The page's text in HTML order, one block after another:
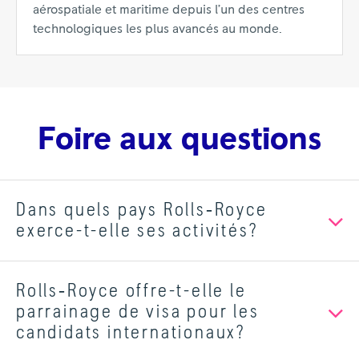
aérospatiale et maritime depuis l’un des centres
technologiques les plus avancés au monde.
Foire aux questions
Dans quels pays Rolls‑Royce
exerce-t-elle ses activités?
Rolls‑Royce offre-t-elle le
parrainage de visa pour les
candidats internationaux?